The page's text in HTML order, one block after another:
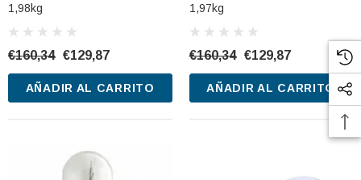
1,98kg
€160,34 €129,87
AÑADIR AL CARRITO
1,97kg
€160,34 €129,87
AÑADIR AL CARRITO